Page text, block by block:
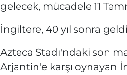
gelecek, mücadele 11
İngiltere, 40 yıl sonra
Azteca Stadı'ndaki son
Arjantin'e karşı oynayan